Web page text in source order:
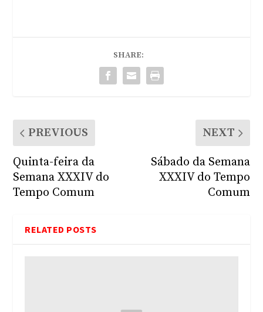
SHARE:
PREVIOUS
Quinta-feira da
Semana XXXIV do
Tempo Comum
NEXT
Sábado da Semana
XXXIV do Tempo
Comum
RELATED POSTS